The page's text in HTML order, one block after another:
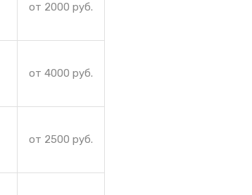
от 2000 руб.
от 4000 руб.
от 2500 руб.